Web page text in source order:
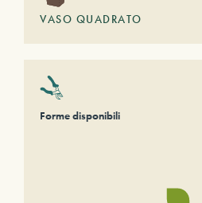
VASO QUADRATO
Forme disponibili